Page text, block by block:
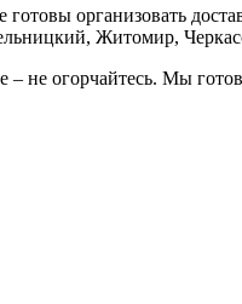
организовать
Житомир,
– не огорчайтесь. Мы